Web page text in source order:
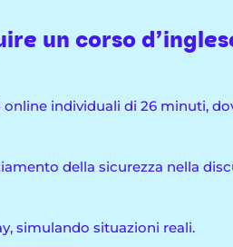
un corso
online individuali di 26 minuti,
della sicurezza nella
simulando situazioni reali.